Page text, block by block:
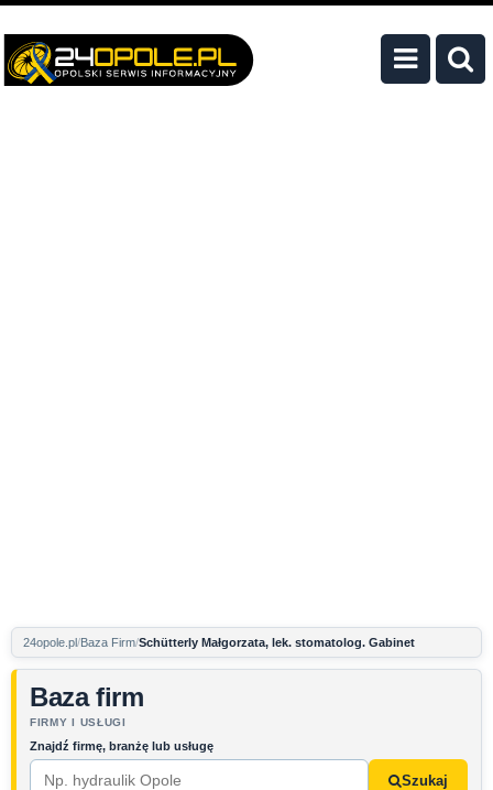
24opole.pl Baza Firm Schütterly Małgorzata, lek. stomatolog. Gabinet
Baza firm
FIRMY I USŁUGI
Znajdź firmę, branżę lub usługę
Szukaj